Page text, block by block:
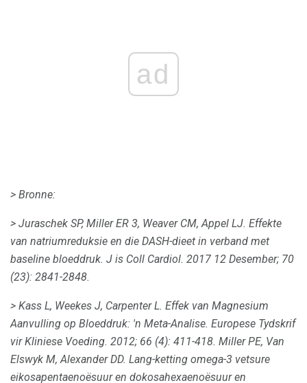
ad
> Bronne:
> Juraschek SP, Miller ER 3, Weaver CM, Appel LJ. Effekte
van natriumreduksie en die DASH-dieet in verband met
baseline bloeddruk. J is Coll Cardiol. 2017 12 Desember; 70
(23): 2841-2848.
> Kass L, Weekes J, Carpenter L. Effek van Magnesium
Aanvulling op Bloeddruk: 'n Meta-Analise. Europese Tydskrif
vir Kliniese Voeding. 2012; 66 (4): 411-418. Miller PE, Van
Elswyk M, Alexander DD. Lang-ketting omega-3 vetsure
eikosapentaenoësuur en dokosahexaenoësuur en